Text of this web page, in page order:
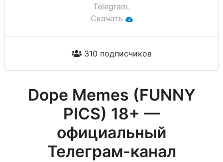
Telegram.
Скачать
310 подписчиков
Dope Memes (FUNNY
PICS) 18+ —
официальный
Телеграм-канал